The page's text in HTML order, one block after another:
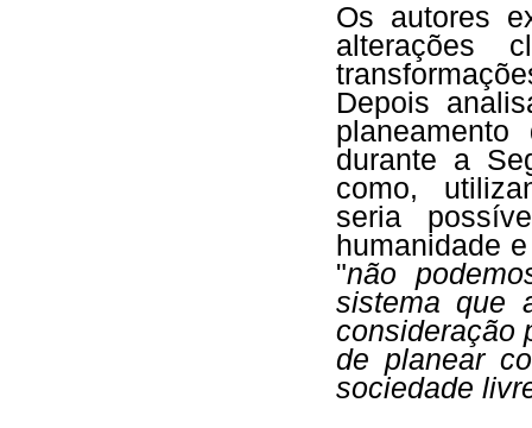
Os autores
alterações
Depois
durante a
como,
seria
humanidade
"não
sistema que
consideração
de planear
sociedade